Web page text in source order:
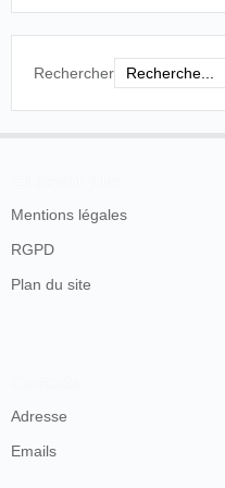
Rechercher
Mentions légales
RGPD
Plan du site
Adresse
Emails